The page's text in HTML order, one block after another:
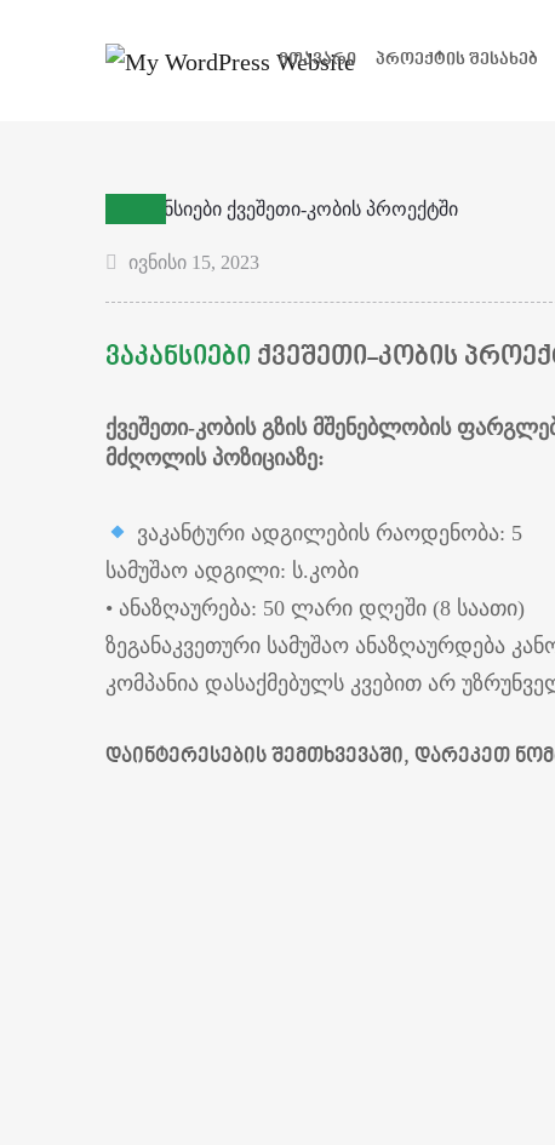
ᲛᲗᲐᲕᲐᲠᲘ ᲞᲠᲝᲔᲥᲢᲘᲡ ᲨᲔᲡᲐᲮᲔᲑ
ივნისი 15, 2023
ᲕᲐᲙᲐᲜᲡᲘᲔᲑᲘ ᲥᲕᲔᲨᲔᲗᲘ-ᲙᲝᲑᲘᲡ
ქვეშეთი-კობის გზის მშენებლობის
მძღოლის პოზიციაზე:
ვაკანტური ადგილების რაოდენობა: 5
სამუშაო ადგილი: ს.კობი
• ანაზღაურება: 50 ლარი დღეში (8 საათი)
ზეგანაკვეთური სამუშაო ანაზღაურდება
კომპანია დასაქმებულს კვებით არ
დაინტერესების შემთხვევაში, დარეკეთ